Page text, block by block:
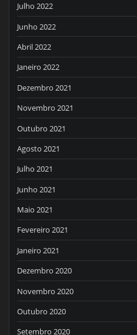
Julho 2022
Junho 2022
Abril 2022
Janeiro 2022
Dezembro 2021
Novembro 2021
Outubro 2021
Agosto 2021
Julho 2021
Junho 2021
Maio 2021
Fevereiro 2021
Janeiro 2021
Dezembro 2020
Novembro 2020
Outubro 2020
Setembro 2020